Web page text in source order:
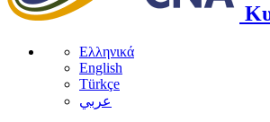
Ελληνικά
English
Türkçe
عربي